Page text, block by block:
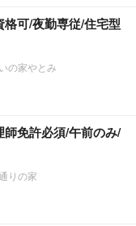
格可/夜勤専従/住宅型
の家やとみ
師免許必須/午前のみ/
りの家